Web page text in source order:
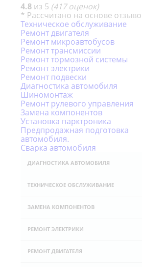
4.8 из 5 (417оценок)
* Рассчитано на основе
Техническое обслуживание
Ремонт двигателя
Ремонт микроавтобусов
Ремонт трансмиссии
Ремонт тормозной системы
Ремонт электрики
Ремонт подвески
Диагностика автомобиля
Шиномонтаж
Ремонт рулевого управления
Замена компонентов
Установка парктроника
Предпродажная подготовка
автомобиля.
Сварка автомобиля
ДИАГНОСТИКА АВТОМОБИЛЯ
Диагностика подвески
Диагностика тормозной системы
Диагностика двигателя
ТЕХНИЧЕСКОЕ ОБСЛУЖИВАНИЕ
Замена масла в КПП
Замена масла в АКПП
ЗАМЕНА КОМПОНЕНТОВ
Замена радиатора ДВС
РЕМОНТ ЭЛЕКТРИКИ
РЕМОНТ ДВИГАТЕЛЯ